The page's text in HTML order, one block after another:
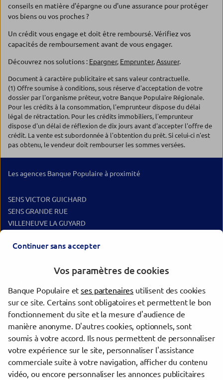
conseils en matière d'épargne ou d'une assurance pour protéger
vos biens ou vos proches ?
Un crédit vous engage et doit être remboursé. Vérifiez vos
capacités de remboursement avant de vous engager.
Découvrez nos solutions : Epargner, Emprunter,Assurer.
Document à caractère publicitaire et sans valeur contractuelle.
(1) Offre soumise à conditions, sous réserve d'acceptation de votre
dossier par l'organisme prêteur, votre Banque Populaire Régionale.
Pour les crédits à la consommation, l'emprunteur dispose du délai
légal de rétractation. Pour les crédits immobiliers, l'emprunteur
dispose d'un délai de réflexion de dix jours avant d'accepter l'offre de
crédit. La vente est subordonnée à l'obtention du prêt. Si celui-ci n'est
pas obtenu, le vendeur doit rembourser les sommes versées.
Les agences Banque Populaire à proximité
SENS VICTOR GUICHARD
SENS GRANDE RUE
VILLENEUVE LA GUYARD
VILLENEUVE SUR YONNE
Sens
Montereau-Fault-Yonne
Melun
Trouver une agence Banque Populaire
Yonne
Continuer sans accepter
Vos paramètres de cookies
Banque Populaire etses partenaires utilisent des cookies
sur ce site. Certains sont obligatoires et permettent le bon
fonctionnement du site et la mesure d'audience de
manière anonyme. D'autres cookies, optionnels, sont
soumis à votre accord. Ils nous permettent de personnaliser
votre expérience sur le site, personnaliser l'assistance
commerciale suite à votre navigation, afficher du contenu
vidéo, ou encore personnaliser les annonces publicitaires